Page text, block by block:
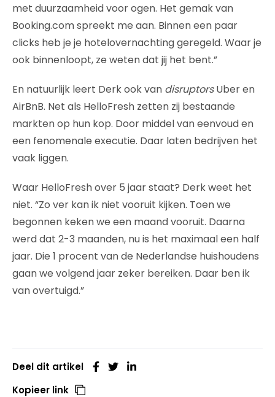
met duurzaamheid voor ogen. Het gemak van
Booking.com spreekt me aan. Binnen een paar
clicks heb je je hotelovernachting geregeld. Waar je
ook binnenloopt, ze weten dat jij het bent.”
En natuurlijk leert Derk ook van disruptorsUber en
AirBnB. Net als HelloFresh zetten zij bestaande
markten op hun kop. Door middel van eenvoud en
een fenomenale executie. Daar laten bedrijven het
vaak liggen.
Waar HelloFresh over 5 jaar staat? Derk weet het
niet. “Zo ver kan ik niet vooruit kijken. Toen we
begonnen keken we een maand vooruit. Daarna
werd dat 2-3 maanden, nu is het maximaal een half
jaar. Die 1 procent van de Nederlandse huishoudens
gaan we volgend jaar zeker bereiken. Daar ben ik
van overtuigd.”
Deel dit artikel
Kopieer link